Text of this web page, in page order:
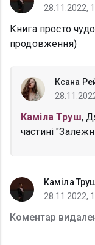
28.11.2022,
Книга просто
продовження)
Ксана
Каміла Труш,
частині
Каміла
28.11.2022,
Коментар